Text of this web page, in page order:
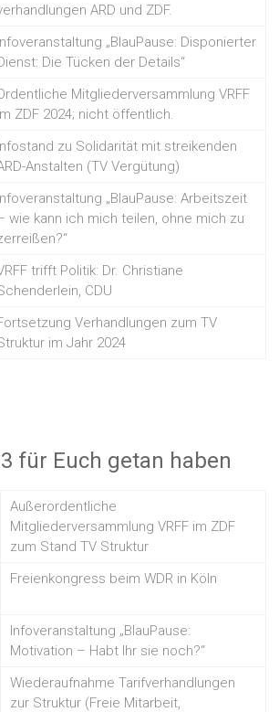
ARD und ZDF.
„BlauPause: Disponierter
Die Tücken der Details“
Mitgliederversammlung VRFF
ZDF 2024; nicht öffentlich.
zu Solidarität mit streikenden
Anstalten (TV Vergütung)
„BlauPause: Arbeitszeit
wie kann ich mich teilen, ohne mich zu
trifft Politik: Dr. Christiane
CDU
Verhandlungen zum TV
im Jahr 2024
für Euch getan haben
Außerordentliche
Mitgliederversammlung VRFF im ZDF
zum Stand TV Struktur
Freienkongress beim WDR in Köln
Infoveranstaltung „BlauPause:
Motivation – Habt Ihr sie noch?“
Wiederaufnahme Tarifverhandlungen
zur Struktur (Freie Mitarbeit,